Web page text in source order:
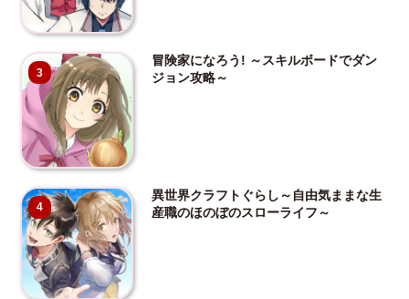
3
冒険家になろう! ～スキルボードでダン
ジョン攻略～
4
異世界クラフトぐらし～自由気ままな生
産職のほのぼのスローライフ～